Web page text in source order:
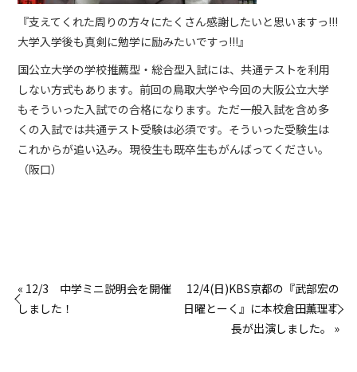
『支えてくれた周りの方々にたくさん感謝したいと思いますっ!!!
大学入学後も真剣に勉学に励みたいですっ!!!』
国公立大学の学校推薦型・総合型入試には、共通テストを利用
しない方式もあります。前回の鳥取大学や今回の大阪公立大学
もそういった入試での合格になります。ただ一般入試を含め多
くの入試では共通テスト受験は必須です。そういった受験生は
これからが追い込み。現役生も既卒生もがんばってください。
（阪口）
« 12/3 中学ミニ説明会を開催
しました！
12/4(日)KBS京都の『武部宏の
日曜とーく』に本校倉田薫理事
長が出演しました。 »